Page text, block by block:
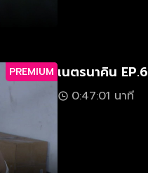
PREMIUM เนตรนาคิน EP.6
0:47:01 นาที